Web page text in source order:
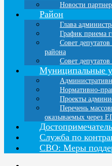
Новости
Район
Глава
График приема
Совет
района
Совет
Муниципальные
Нормативно-
Проекты
Перечень
оказываемых через
Служба по
СВО: Меры